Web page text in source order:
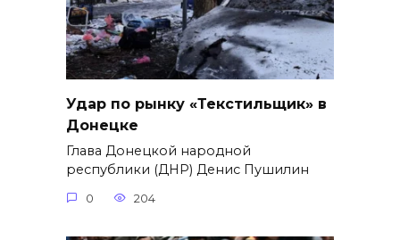
Удар по рынку «Текстильщик» в
Донецке
Глава Донецкой народной
республики (ДНР) Денис Пушилин
0 204